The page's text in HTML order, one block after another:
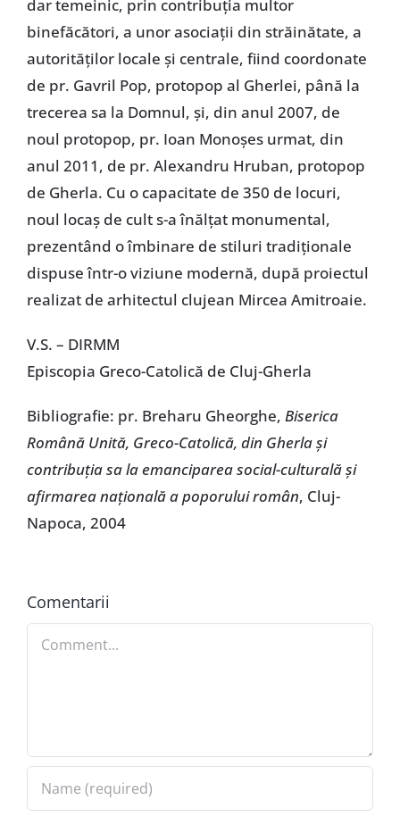
dar temeinic, prin contribuția multor
binefăcători, a unor asociații din străinătate, a
autorităților locale și centrale, fiind coordonate
de pr. Gavril Pop, protopop al Gherlei, până la
trecerea sa la Domnul, și, din anul 2007, de
noul protopop, pr. Ioan Monoșes urmat, din
anul 2011, de pr. Alexandru Hruban, protopop
de Gherla. Cu o capacitate de 350 de locuri,
noul locaș de cult s-a înălțat monumental,
prezentând o îmbinare de stiluri tradiționale
dispuse într-o viziune modernă, după proiectul
realizat de arhitectul clujean Mircea Amitroaie.
V.S. – DIRMM
Episcopia Greco-Catolică de Cluj-Gherla
Bibliografie: pr. Breharu Gheorghe, Biserica
Română Unită, Greco-Catolică, din Gherla şi
contribuţia sa la emanciparea social-culturală şi
afirmarea naţională a poporului român, Cluj-
Napoca, 2004
Comentarii
Comment